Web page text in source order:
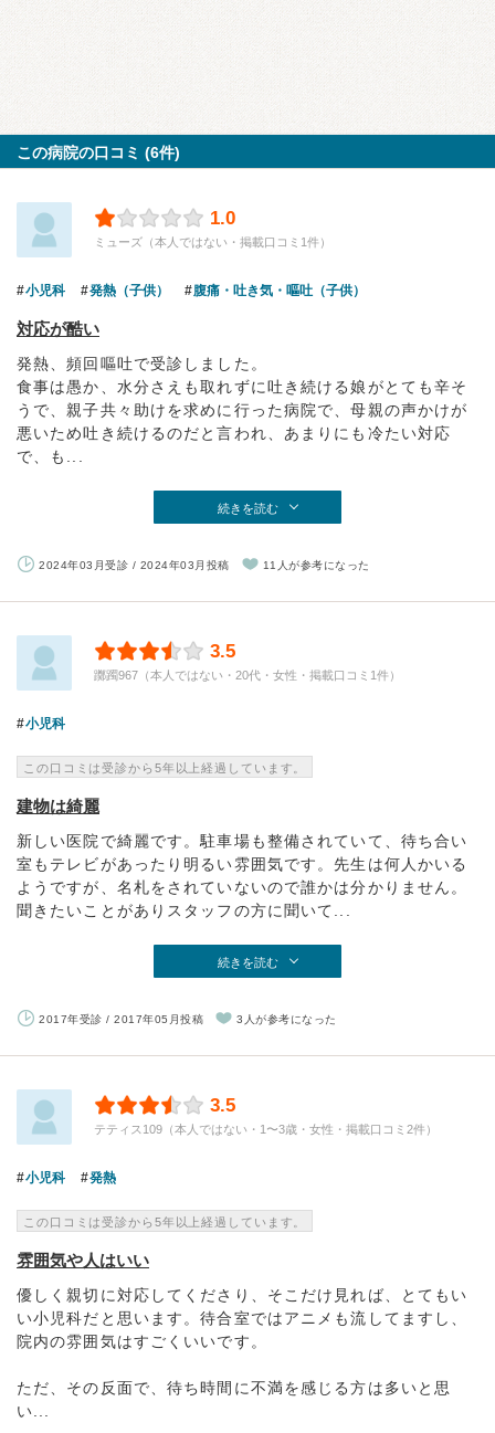
この病院の口コミ (6件)
1.0
ミューズ（本人ではない・掲載口コミ1件）
小児科 発熱（子供） 腹痛・吐き気・嘔吐（子供）
対応が酷い
発熱、頻回嘔吐で受診しました。
食事は愚か、水分さえも取れずに吐き続ける娘がとても辛そ
うで、親子共々助けを求めに行った病院で、母親の声かけが
悪いため吐き続けるのだと言われ、あまりにも冷たい対応
で、も...
続きを読む
2024年03月受診 / 2024年03月投稿 11人が参考になった
3.5
躑躅967（本人ではない・20代・女性・掲載口コミ1件）
小児科
この口コミは受診から5年以上経過しています。
建物は綺麗
新しい医院で綺麗です。駐車場も整備されていて、待ち合い
室もテレビがあったり明るい雰囲気です。先生は何人かいる
ようですが、名札をされていないので誰かは分かりません。
聞きたいことがありスタッフの方に聞いて...
続きを読む
2017年受診 / 2017年05月投稿 3人が参考になった
3.5
テティス109（本人ではない・1〜3歳・女性・掲載口コミ2件）
小児科 発熱
この口コミは受診から5年以上経過しています。
雰囲気や人はいい
優しく親切に対応してくださり、そこだけ見れば、とてもい
い小児科だと思います。待合室ではアニメも流してますし、
院内の雰囲気はすごくいいです。
ただ、その反面で、待ち時間に不満を感じる方は多いと思
い...